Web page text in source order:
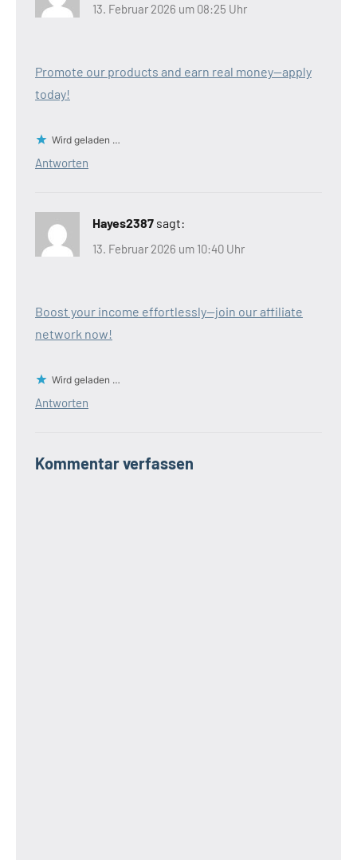
13. Februar 2026 um 08:25 Uhr
Promote our products and earn real money—apply
today!
Wird geladen …
Antworten
Hayes2387 sagt:
13. Februar 2026 um 10:40 Uhr
Boost your income effortlessly—join our affiliate
network now!
Wird geladen …
Antworten
Kommentar verfassen